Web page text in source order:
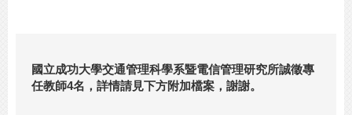
國立成功大學交通管理科學系暨電信管理研究所誠徵專
任教師4名，詳情請見下方附加檔案，謝謝。